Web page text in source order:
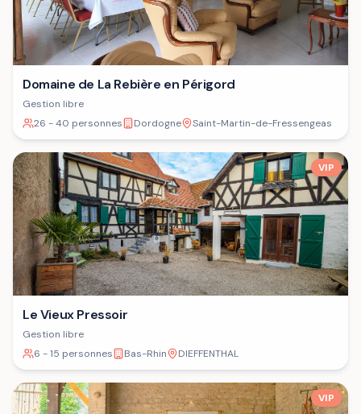
Domaine de La Rebière en Périgord
Gestion libre
26 - 40 personnes
Dordogne Saint-Martin-de-Fressengeas
VIP
Le Vieux Pressoir
Gestion libre
6 - 15 personnes
Bas-Rhin DIEFFENTHAL
VIP